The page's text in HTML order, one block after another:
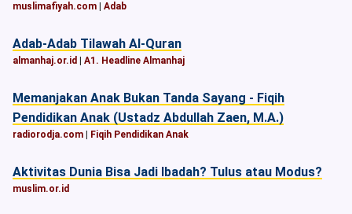
muslimafiyah.com Adab
Adab-Adab Tilawah Al-Quran
almanhaj.or.id A1. Headline Almanhaj
Memanjakan Anak Bukan Tanda Sayang - Fiqih
Pendidikan Anak (Ustadz Abdullah Zaen, M.A.)
radiorodja.com Fiqih Pendidikan Anak
Aktivitas Dunia Bisa Jadi Ibadah? Tulus atau Modus?
muslim.or.id